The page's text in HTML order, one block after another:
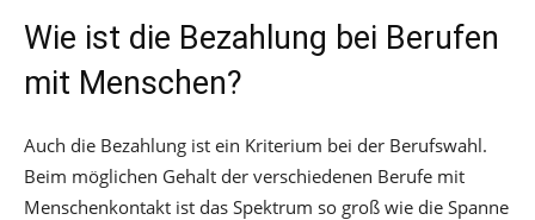
Wie ist die Bezahlung bei Berufen
mit Menschen?
Auch die Bezahlung ist ein Kriterium bei der Berufswahl.
Beim möglichen Gehalt der verschiedenen Berufe mit
Menschenkontakt ist das Spektrum so groß wie die Spanne